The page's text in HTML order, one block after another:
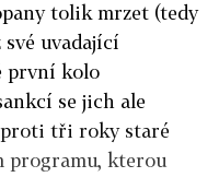
tolik mrzet (tedy
uvadající
první kolo
se jich ale
tři roky staré
programu, kterou